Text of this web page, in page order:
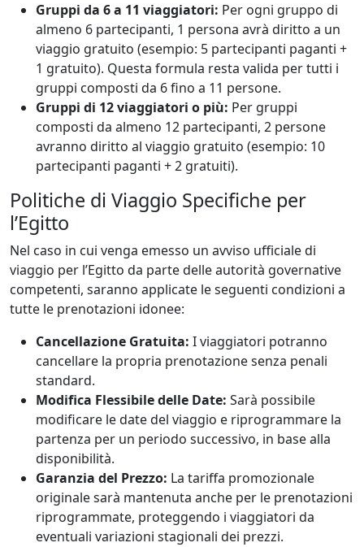
Gruppi da 6 a 11 viaggiatori: Per ogni gruppo di
almeno 6 partecipanti, 1 persona avrà diritto a un
viaggio gratuito (esempio: 5 partecipanti paganti +
1 gratuito). Questa formula resta valida per tutti i
gruppi composti da 6 fino a 11 persone.
Gruppi di 12 viaggiatori o più: Per gruppi
composti da almeno 12 partecipanti, 2 persone
avranno diritto al viaggio gratuito (esempio: 10
partecipanti paganti + 2 gratuiti).
Politiche di Viaggio Specifiche per
l’Egitto
Nel caso in cui venga emesso un avviso ufficiale di
viaggio per l’Egitto da parte delle autorità governative
competenti, saranno applicate le seguenti condizioni a
tutte le prenotazioni idonee:
Cancellazione Gratuita: I viaggiatori potranno
cancellare la propria prenotazione senza penali
standard.
Modifica Flessibile delle Date: Sarà possibile
modificare le date del viaggio e riprogrammare la
partenza per un periodo successivo, in base alla
disponibilità.
Garanzia del Prezzo: La tariffa promozionale
originale sarà mantenuta anche per le prenotazioni
riprogrammate, proteggendo i viaggiatori da
eventuali variazioni stagionali dei prezzi.